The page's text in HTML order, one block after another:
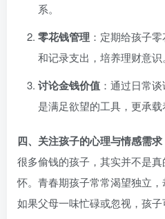
系。
零花钱管理 ：定期给孩子
和记录支出，培养理财意识。
讨论金钱价值 ：通过日常
是满足欲望的工具，更承载
四、关注孩子的心理与情感需求
很多偷钱的孩子，其实并不是
怀。青春期孩子常常渴望独立，
如果父母一味忙碌或忽视，孩